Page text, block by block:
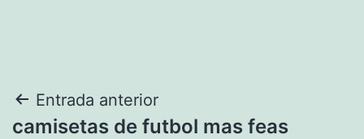
Navegación
Entrada anterior
camisetas de futbol mas feas